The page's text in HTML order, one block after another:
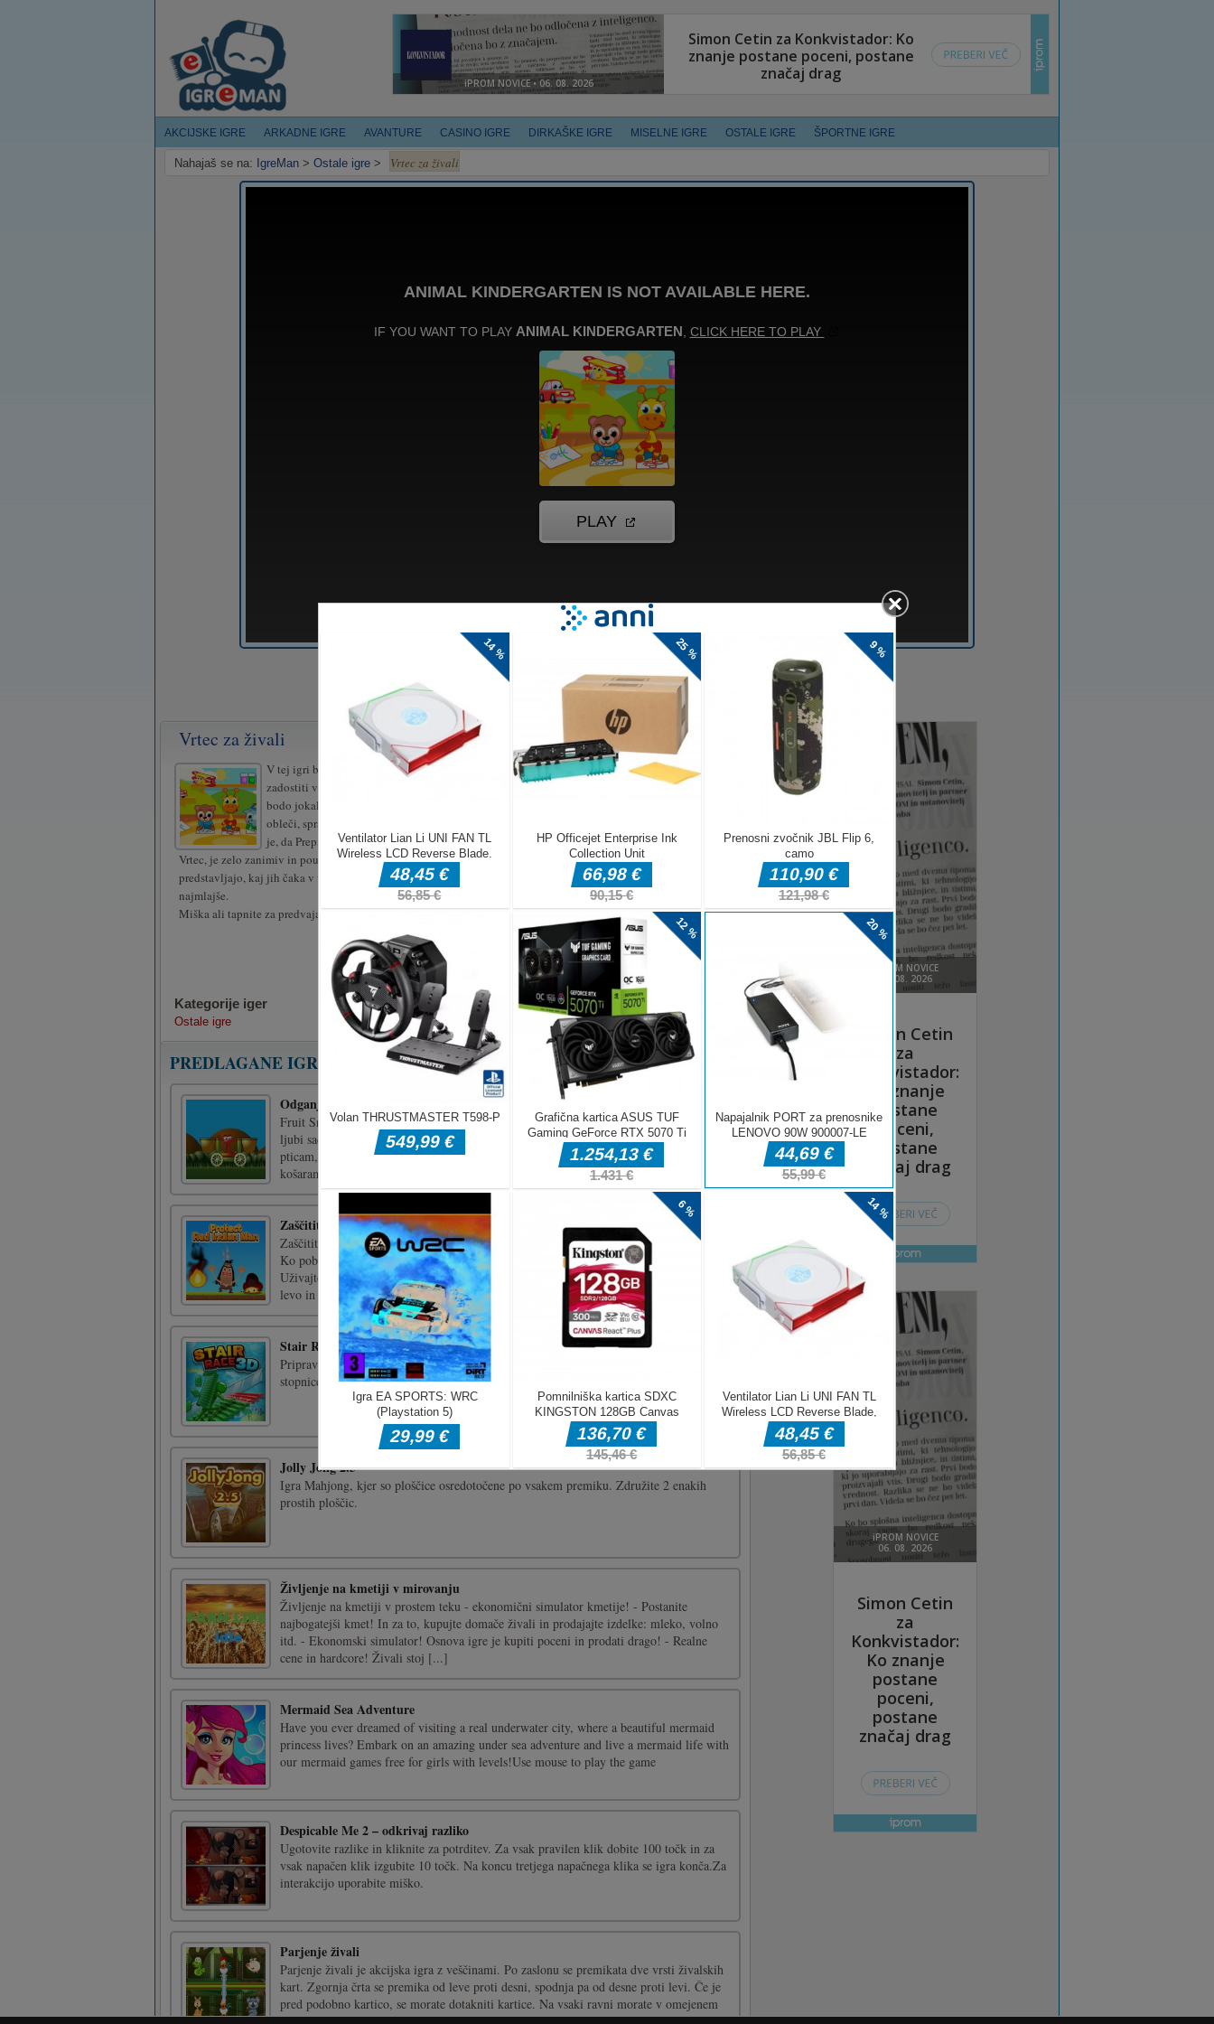
AKCIJSKE IGRE ARKADNE IGRE AVANTURE CASINO IGRE DIRKAŠKE IGRE MISELNE IGRE OSTALE IGRE ŠPORTNE IGRE
Nahajaš se na: IgreMan > Ostale igre > Vrtec za živali
Vrtec za živali
V tej igri bo treba paziti na otroke in
zadostiti vsem njihovim zahtevam, da ne
bodo jokali: nahraniti, se igrati z njimi, se
obleči, spraviti v posteljo itd. Izkazalo se
je, da Prepir z otroki, ki ga ponuja igrala
Vrtec, je zelo zanimiv in poučen. Otroci si lahko
predstavljajo, kaj jih čaka v vrtcu, in se igrajo takšne igre za
najmlajše.
Miška ali tapnite za predvajanje.
Kategorije iger
Ostale igre
PREDLAGANE IGRE
Odganjalec sadja
Fruit Snatcher ima ureditev stripa, v katerem bo igralec pomagal Nilmergu, bitju, ki
ljubi sadje, a je preveč leno, da bi ga dobil sam. Nilmerg načrtuje, da bi ukradel sadje
pticam, ki jih nosijo.Igralec nadzoruje kontracepcijo, opremljeno z izstrelkom in dvema
košarama za zbiran [...]
Zaščitite rdečega indijanca
Zaščitite rdečega indijanca pred strelskim ognjem tako, da se premikate levo in desno.
Ko pobegnete iz ognja, lahko dosežete rezultat in poskusite dobiti več točk.
Uživajte!Dotaknite se levo in desno na zaslonu ali levo in desno tipko na tipkovnici ali
levo in desno ramensko tipk [...]
Stair Race 3D
Pripravite se na eno največjih izzivalnih iger leta 2021 in čim hitreje zgradite svoje
stopnice!
Jolly Jong 2.5
Igra Mahjong, kjer so ploščice osredotočene po vsakem premiku. Združite 2 enakih
prostih ploščic.
Življenje na kmetiji v mirovanju
Življenje na kmetiji v prostem teku - ekonomični simulator kmetije! - Postanite
najbogatejši kmet! In za to, kupujte domače živali in prodajajte izdelke: mleko, volno
itd. - Ekonomski simulator! Osnova igre je kupiti poceni in prodati drago! - Realne
cene in hardcore! Živali stoj [...]
Mermaid Sea Adventure
Have you ever dreamed of visiting a real underwater city, where a beautiful mermaid
princess lives? Embark on an amazing under sea adventure and live a mermaid life with
our mermaid games free for girls with levels!Use mouse to play the game
Despicable Me 2 – odkrivaj razliko
Ugotovite razlike in kliknite za potrditev. Za vsak pravilen klik dobite 100 točk in za
vsak napačen klik izgubite 10 točk. Na koncu tretjega napačnega klika se igra konča.Za
interakcijo uporabite miško.
Parjenje živali
Parjenje živali je akcijska igra z veščinami. Po zaslonu se premikata dve vrsti živalskih
kart. Zgornja črta se premika od leve proti desni, spodnja pa od desne proti levi. Če je
pred podobno kartico, se morate dotakniti kartice. Na vsaki ravni morate v omejenem